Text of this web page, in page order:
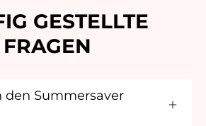
GESTELLTE
FRAGEN
den Summersaver